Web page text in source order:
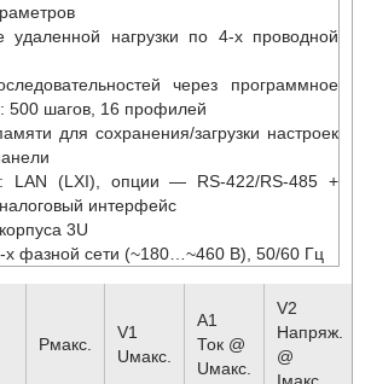
удаленной нагрузки по 4-х проводной
через программное
500 шагов, 16 профилей
для сохранения/загрузки настроек
LAN (LXI), опции — RS-422/RS-485 +
интерфейс
3U
х фазной сети (~180…~460 В), 50/60 Гц
Pмакс.
V1
Uмакс.
A1
Ток @
Uмакс.
V2
Напряж.
@